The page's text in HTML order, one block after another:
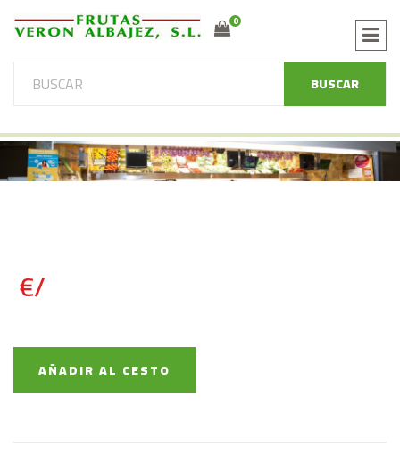
0
BUSCAR
€/
AÑADIR AL CESTO